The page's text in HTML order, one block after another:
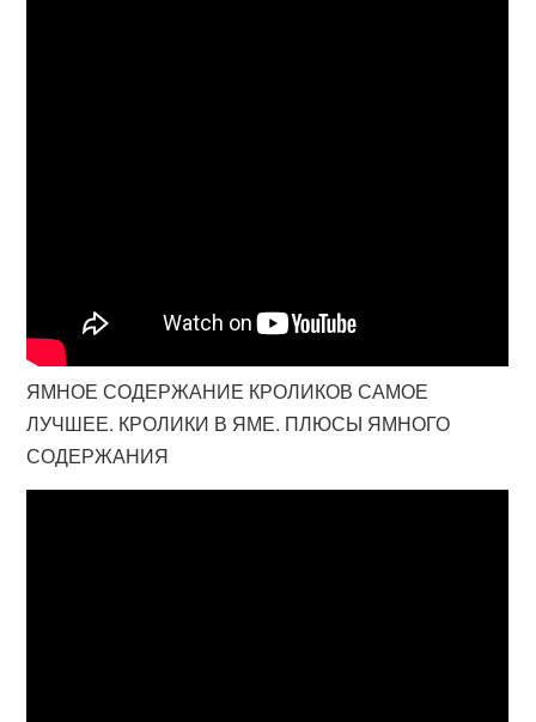
ЯМНОЕ СОДЕРЖАНИЕ КРОЛИКОВ САМОЕ
ЛУЧШЕЕ. КРОЛИКИ В ЯМЕ. ПЛЮСЫ ЯМНОГО
СОДЕРЖАНИЯ